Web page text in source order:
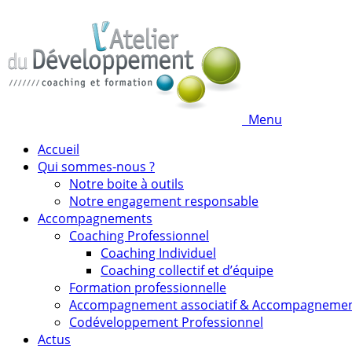
Menu
Accueil
Qui sommes-nous ?
Notre boite à outils
Notre engagement responsable
Accompagnements
Coaching Professionnel
Coaching Individuel
Coaching collectif et d’équipe
Formation professionnelle
Accompagnement associatif &
Codéveloppement Professionnel
Actus